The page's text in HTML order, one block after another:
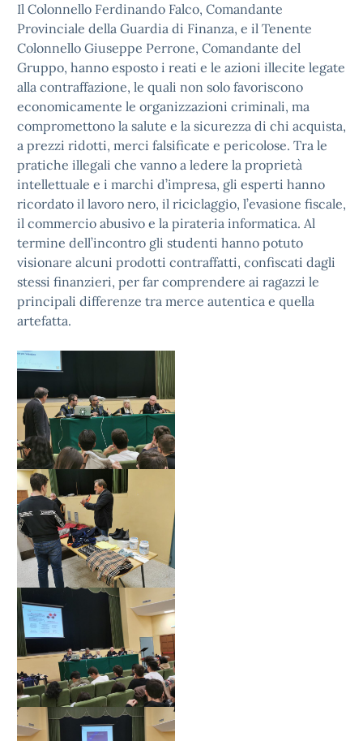
Il Colonnello Ferdinando Falco, Comandante
Provinciale della Guardia di Finanza, e il Tenente
Colonnello Giuseppe Perrone, Comandante del
Gruppo, hanno esposto i reati e le azioni illecite legate
alla contraffazione, le quali non solo favoriscono
economicamente le organizzazioni criminali, ma
compromettono la salute e la sicurezza di chi acquista,
a prezzi ridotti, merci falsificate e pericolose. Tra le
pratiche illegali che vanno a ledere la proprietà
intellettuale e i marchi d’impresa, gli esperti hanno
ricordato il lavoro nero, il riciclaggio, l’evasione fiscale,
il commercio abusivo e la pirateria informatica. Al
termine dell’incontro gli studenti hanno potuto
visionare alcuni prodotti contraffatti, confiscati dagli
stessi finanzieri, per far comprendere ai ragazzi le
principali differenze tra merce autentica e quella
artefatta.